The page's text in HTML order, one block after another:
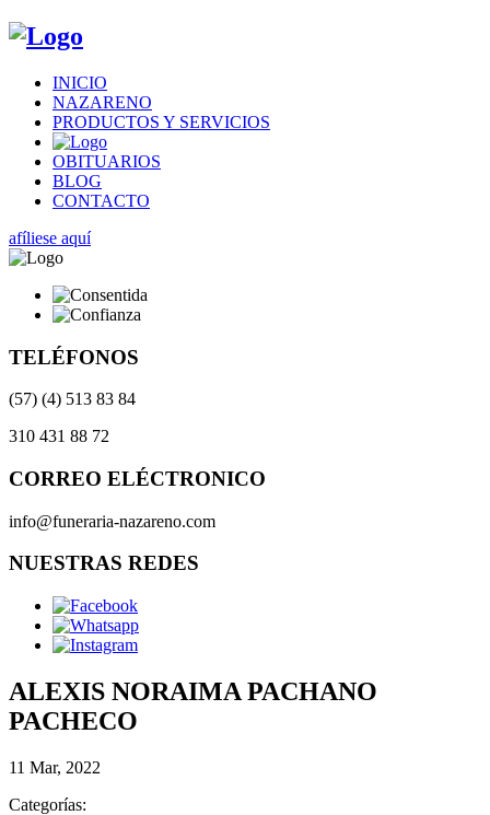
INICIO
NAZARENO
PRODUCTOS Y SERVICIOS
OBITUARIOS
BLOG
CONTACTO
afíliese aquí
TELÉFONOS
(57) (4) 513 83 84
310 431 88 72
CORREO ELÉCTRONICO
info@funeraria-nazareno.com
NUESTRAS REDES
ALEXIS NORAIMA PACHANO
PACHECO
11 Mar, 2022
Categorías: